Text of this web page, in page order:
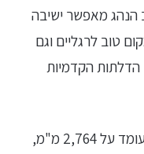
הנהג מאפשר ישיבה
טוב לרגליים וגם
הדלתות הקדמיות
בסיס הגלגלים של אאודי Q4 אי-טרון עומד על 2,764 מ"מ,